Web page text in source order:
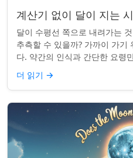
계산기 없이 달이 지는
달이 수평선 쪽으로 내려가는
추측할 수 있을까? 가까이 가기
다. 약간의 인식과 간단한 요령
늘의 달 뜨는 시간을 알고...
더 읽기 →